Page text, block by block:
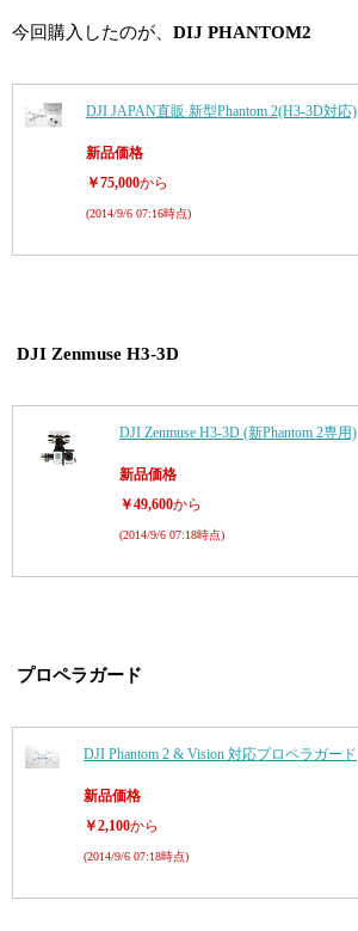
今回購入したのが、 DIJ PHANTOM2
DJI JAPAN直販 新型Phantom 2(H3-3D対応)
新品価格
￥75,000から
(2014/9/6 07:16時点)
DJI Zenmuse H3-3D
DJI Zenmuse H3-3D (新Phantom 2専用)
新品価格
￥49,600から
(2014/9/6 07:18時点)
プロペラガード
DJI Phantom 2 & Vision 対応プロペラガード
新品価格
￥2,100から
(2014/9/6 07:18時点)